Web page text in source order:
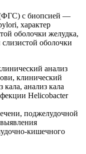
с биопсией —
характер
оболочки желудка,
оболочки
анализ
клинический
анализ кала
Helicobacter
поджелудочной
кишечного